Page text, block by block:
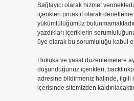
Sağlayıcı olarak hizmet
içerikleri proaktif olarak denetleme
yükümlülüğümüz
yazdıkları içeriklerin
üye olarak bu sorumluluğu kabul
Hukuka ve yasal düzenlemelere
düşündüğünüz içerikleri,
adresine bildirmeniz halinde, ilgili
içerisinde sitemizden